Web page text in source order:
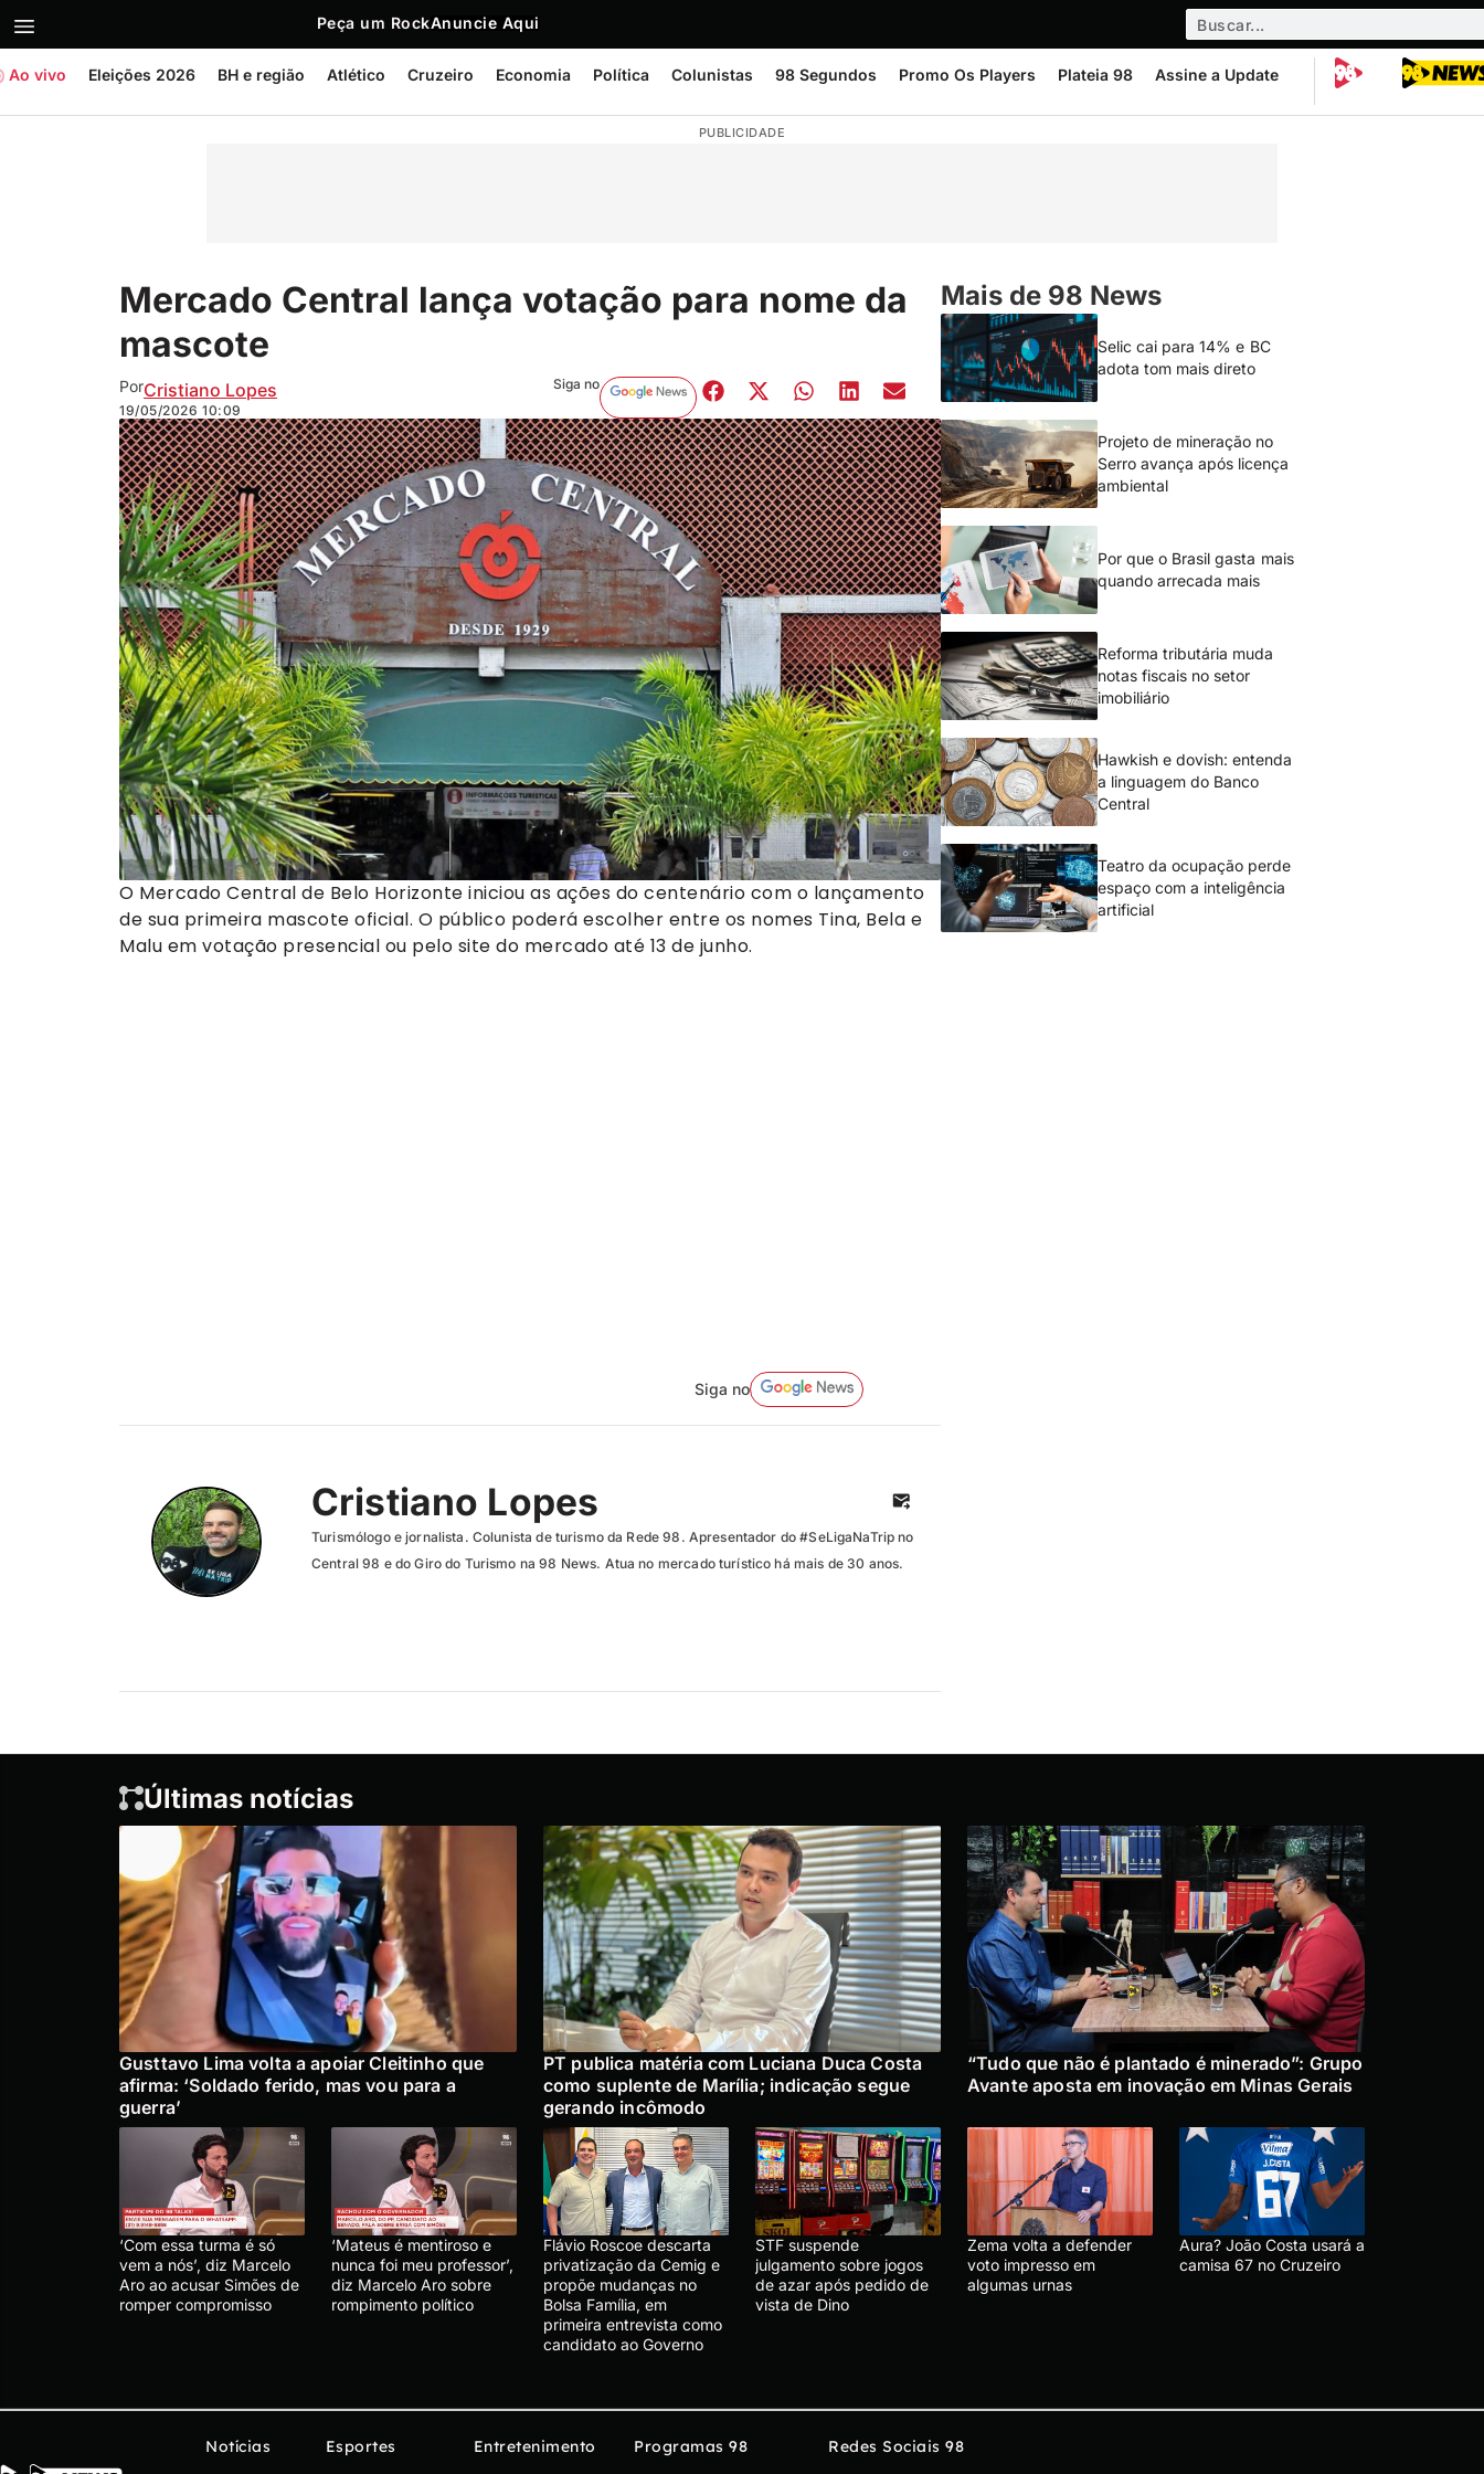
Peça um RockAnuncie Aqui
Ao vivo Eleições 2026 BH e região Atlético Cruzeiro Economia Política Colunistas 98 Segundos Promo Os Players Plateia 98 Assine a Update
PUBLICIDADE
Mercado Central lança votação para nome da
mascote
PorCristiano Lopes
19/05/2026 10:09
Siga no
O Mercado Central de Belo Horizonte iniciou as ações do centenário com o lançamento
de sua primeira mascote oficial. O público poderá escolher entre os nomes Tina, Bela e
Malu em votação presencial ou pelo site do mercado até 13 de junho.
Siga no
Cristiano Lopes
Turismólogo e jornalista. Colunista de turismo da Rede 98. Apresentador do #SeLigaNaTrip no
Central 98 e do Giro do Turismo na 98 News. Atua no mercado turístico há mais de 30 anos.
Mais de 98 News
Selic cai para 14% e BC
adota tom mais direto
Projeto de mineração no
Serro avança após licença
ambiental
Por que o Brasil gasta mais
quando arrecada mais
Reforma tributária muda
notas fiscais no setor
imobiliário
Hawkish e dovish: entenda
a linguagem do Banco
Central
Teatro da ocupação perde
espaço com a inteligência
artificial
Últimas notícias
Gusttavo Lima volta a apoiar Cleitinho que
afirma: ‘Soldado ferido, mas vou para a
guerra’
PT publica matéria com Luciana Duca Costa
como suplente de Marília; indicação segue
gerando incômodo
“Tudo que não é plantado é minerado”: Grupo
Avante aposta em inovação em Minas Gerais
‘Com essa turma é só
vem a nós’, diz Marcelo
Aro ao acusar Simões de
romper compromisso
‘Mateus é mentiroso e
nunca foi meu professor’,
diz Marcelo Aro sobre
rompimento político
Flávio Roscoe descarta
privatização da Cemig e
propõe mudanças no
Bolsa Família, em
primeira entrevista como
candidato ao Governo
STF suspende
julgamento sobre jogos
de azar após pedido de
vista de Dino
Zema volta a defender
voto impresso em
algumas urnas
Aura? João Costa usará a
camisa 67 no Cruzeiro
Notícias
Esportes
Entretenimento
Programas 98
Redes Sociais 98